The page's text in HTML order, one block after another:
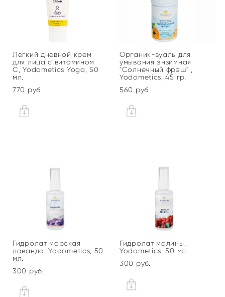
Легкий дневной крем
для лица с витамином
С, Yodometics Yoga, 50
мл.
770 pуб.
Органик-вуаль для
умывания энзимная
"Солнечный фрэш" ,
Yodometics, 45 гр.
560 pуб.
Гидролат морская
лаванда, Yodometics, 50
мл.
300 pуб.
Гидролат малины,
Yodometics, 50 мл.
300 pуб.